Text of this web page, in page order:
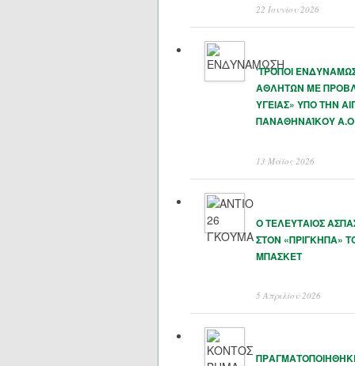
22 Ιουνίου 2026
‘ΤΡΟΠΟΙ
ΑΘΛΗΤΩΝ ΜΕ
ΥΓΕΙΑΣ» ΥΠΟ ΤΗΝ
ΠΑΝΑΘΗΝΑΊΚΟΥ Α.Ο
13 Μάϊος 2026
Ο ΤΕΛΕΥΤΑΙΟΣ
ΣΤΟΝ «ΠΡΙΓΚΗΠΑ»
ΜΠΑΣΚΕΤ
5 Απριλίου 2026